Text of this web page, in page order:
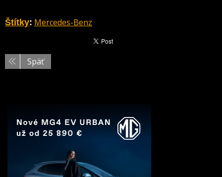
Štítky: Mercedes-Benz
Späť